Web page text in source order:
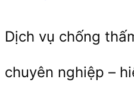
Dịch vụ chống
chuyên nghiệp –